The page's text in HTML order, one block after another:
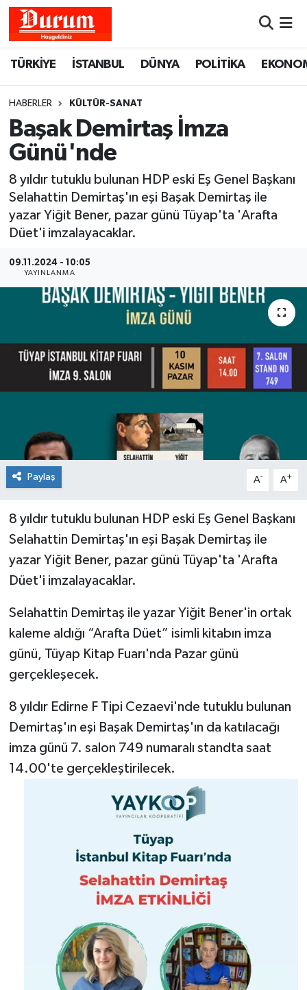
TÜRKİYE İSTANBUL DÜNYA POLİTİKA
HABERLER KÜLTÜR-SANAT
Başak Demirtaş İmza
Günü'nde
8 yıldır tutuklu bulunan HDP eski Eş Genel Başkanı
Selahattin Demirtaş'ın eşi Başak Demirtaş ile
yazar Yiğit Bener, pazar günü Tüyap'ta 'Arafta
Düet'i imzalayacaklar.
09.11.2024 - 10:05
YAYINLANMA
Paylaş A- A+
8 yıldır tutuklu bulunan HDP eski Eş Genel Başkanı
Selahattin Demirtaş'ın eşi Başak Demirtaş ile
yazar Yiğit Bener, pazar günü Tüyap'ta 'Arafta
Düet'i imzalayacaklar.
Selahattin Demirtaş ile yazar Yiğit Bener'in ortak
kaleme aldığı “Arafta Düet” isimli kitabın imza
günü, Tüyap Kitap Fuarı'nda Pazar günü
gerçekleşecek.
8 yıldır Edirne F Tipi Cezaevi'nde tutuklu bulunan
Demirtaş'ın eşi Başak Demirtaş'ın da katılacağı
imza günü 7. salon 749 numaralı standta saat
14.00'te gerçekleştirilecek.
Hava Durumu
Namaz Vakitleri
Trafik Durumu
Süper Lig Puan Durumu ve Fikstür
Tüm Manşetler
Son Dakika Haberleri
Haber Arşivi